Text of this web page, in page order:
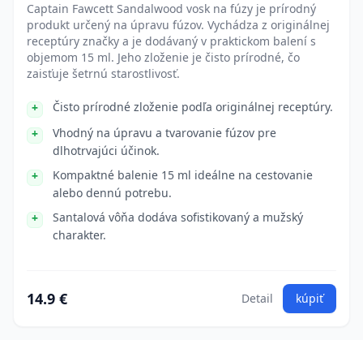
Captain Fawcett Sandalwood vosk na fúzy je prírodný
produkt určený na úpravu fúzov. Vychádza z originálnej
receptúry značky a je dodávaný v praktickom balení s
objemom 15 ml. Jeho zloženie je čisto prírodné, čo
zaisťuje šetrnú starostlivosť.
Čisto prírodné zloženie podľa originálnej receptúry.
Vhodný na úpravu a tvarovanie fúzov pre
dlhotrvajúci účinok.
Kompaktné balenie 15 ml ideálne na cestovanie
alebo dennú potrebu.
Santalová vôňa dodáva sofistikovaný a mužský
charakter.
14.9 € Detail kúpiť